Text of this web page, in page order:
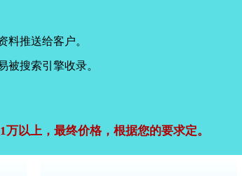
料推送给客户。
被搜索引擎收录。
以上，最终价格，根据您的要求定。